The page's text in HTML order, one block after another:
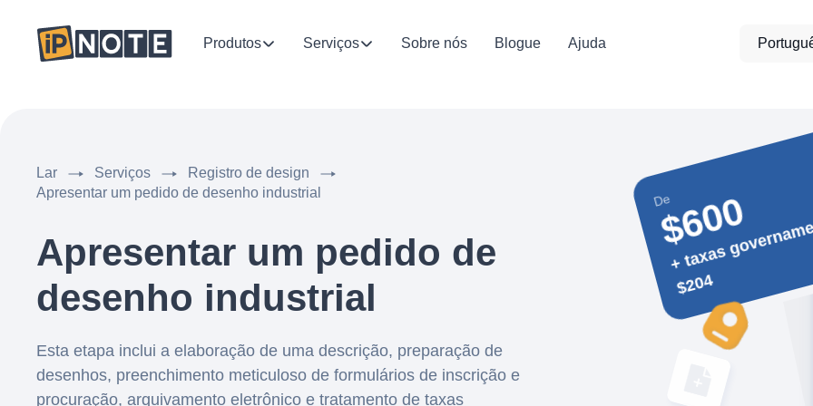
Produtos Serviços Sobre nós Blogue Ajuda
Lar Serviços
Registro de design
Apresentar um pedido de desenho industrial
Apresentar um pedido de
desenho industrial
Esta etapa inclui a elaboração de uma descrição, preparação de
desenhos, preenchimento meticuloso de formulários de inscrição e
procuração, arquivamento eletrônico e tratamento de taxas
De
$600
+
4